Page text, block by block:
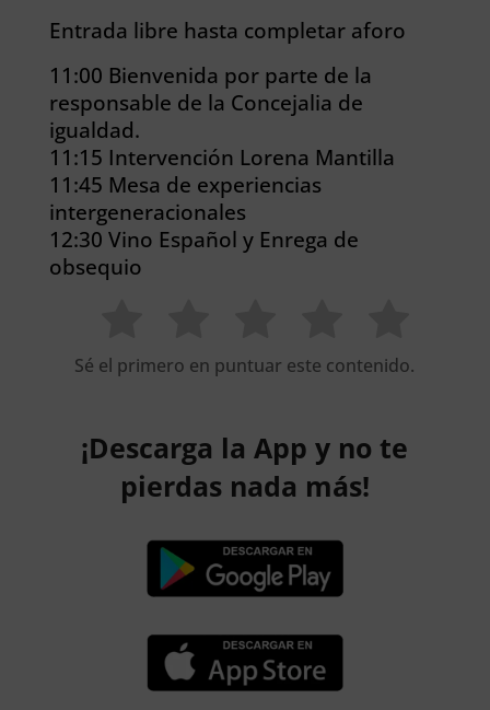
Entrada libre hasta completar aforo
11:00 Bienvenida por parte de la
responsable de la Concejalia de
igualdad.
11:15 Intervención Lorena Mantilla
11:45 Mesa de experiencias
intergeneracionales
12:30 Vino Español y Enrega de
obsequio
Sé el primero en puntuar este contenido.
¡Descarga la App y no te
pierdas nada más!